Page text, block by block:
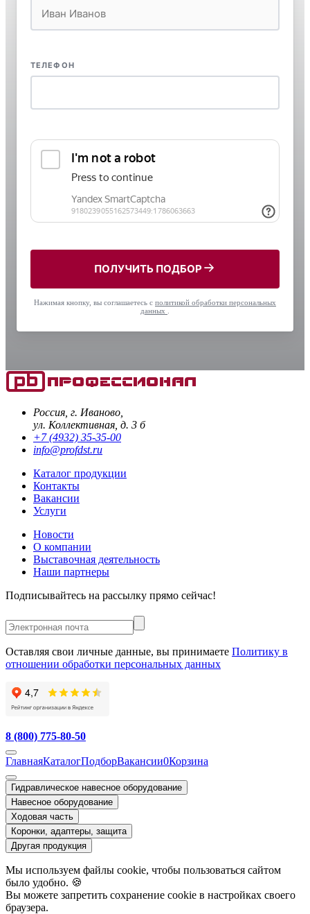
ТЕЛЕФОН
ПОЛУЧИТЬ ПОДБОР
Нажимая кнопку, вы соглашаетесь с политикой обработки персональных
данных
Россия, г. Иваново,
ул. Коллективная, д. 3 б
+7 (4932) 35-35-00
info@profdst.ru
Каталог продукции
Контакты
Вакансии
Услуги
Новости
О компании
Выставочная деятельность
Наши партнеры
Подписывайтесь на рассылку прямо сейчас!
Оставляя свои личные данные, вы принимаете Политику в
отношении обработки персональных данных
8 (800) 775-80-50
ГлавнаяКаталогПодборВакансии0Корзина
Гидравлическое навесное оборудование
Навесное оборудование
Ходовая часть
Коронки, адаптеры, защита
Другая продукция
Мы используем файлы cookie, чтобы пользоваться сайтом
было удобно. 🍪
Вы можете запретить сохранение cookie в настройках своего
браузера.